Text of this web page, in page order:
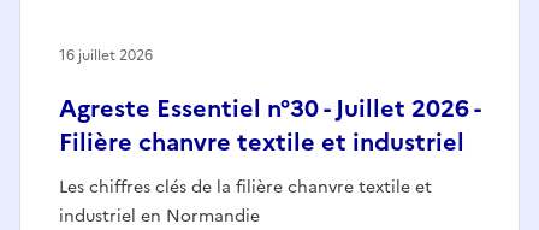
Agreste Essentiel n°30 - Juillet 2026 -
Filière chanvre textile et industriel
Les chiffres clés de la filière chanvre textile et
industriel en Normandie
16 juillet 2026